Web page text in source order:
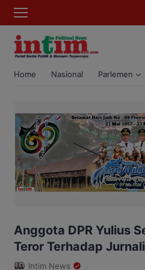
Home Nasional Parlemen
Anggota DPR Yulius
Teror Terhadap
Intim News